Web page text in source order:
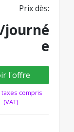
Prix dès:
journé
e
l'offre
taxes compris
(VAT)